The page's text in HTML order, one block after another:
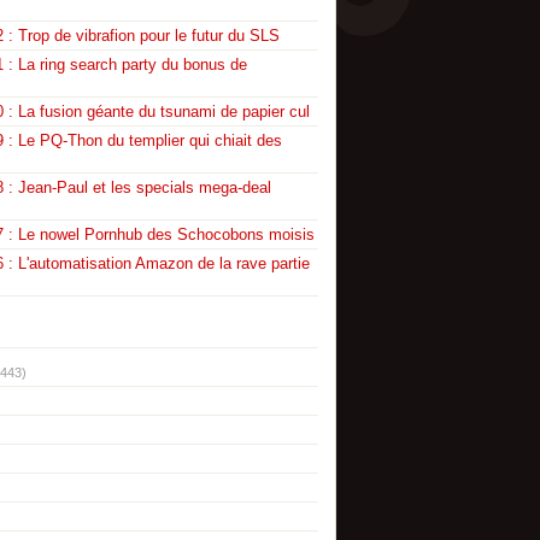
: Trop de vibrafion pour le futur du SLS
: La ring search party du bonus de
: La fusion géante du tsunami de papier cul
: Le PQ-Thon du templier qui chiait des
: Jean-Paul et les specials mega-deal
: Le nowel Pornhub des Schocobons moisis
: L'automatisation Amazon de la rave partie